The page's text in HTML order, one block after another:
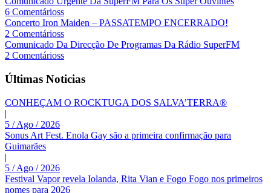
6 Comentárioss
Concerto Iron Maiden – PASSATEMPO ENCERRADO!
2 Comentárioss
Comunicado Da Direcção De Programas Da Rádio SuperFM
2 Comentárioss
Últimas Noticias
CONHEÇAM O ROCKTUGA DOS SALVA’TERRA®
|
5 / Ago / 2026
Sonus Art Fest. Enola Gay são a primeira confirmação para
Guimarães
|
5 / Ago / 2026
Festival Vapor revela Iolanda, Rita Vian e Fogo Fogo nos primeiros
nomes para 2026